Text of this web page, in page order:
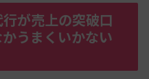
が売上の突破口
うまくいかない